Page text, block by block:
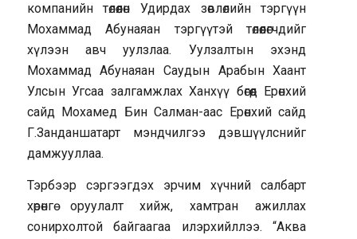
компанийн төлөөлөн Удирдах зөвлөлийн тэргүүн
Мохаммад Абунаяан тэргүүтэй төлөөлөгчдийг
хүлээн авч уулзлаа. Уулзалтын эхэнд
Мохаммад Абунаяан Саудын Арабын Хаант
Улсын Угсаа залгамжлах Ханхүү бөгөөд Ерөнхий
сайд Мохамед Бин Салман-аас Ерөнхий сайд
Г.Занданшатарт мэндчилгээ дэвшүүлснийг
дамжууллаа.
Тэрбээр сэргээгдэх эрчим хүчний салбарт
хөрөнгө оруулалт хийж, хамтран ажиллах
сонирхолтой байгаагаа илэрхийллээ. “Аква